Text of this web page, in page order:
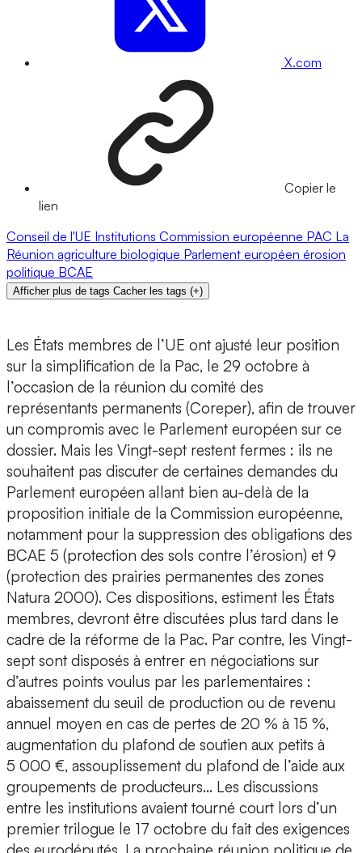
X.com
Copier le
lien
Conseil de l'UE Institutions Commission européenne PAC La
Réunion agriculture biologique Parlement européen érosion
politique BCAE
Afficher plus de tags Cacher les tags (+)
Les États membres de l’UE ont ajusté leur position
sur la simplification de la Pac, le 29 octobre à
l’occasion de la réunion du comité des
représentants permanents (Coreper), afin de trouver
un compromis avec le Parlement européen sur ce
dossier. Mais les Vingt-sept restent fermes : ils ne
souhaitent pas discuter de certaines demandes du
Parlement européen allant bien au-delà de la
proposition initiale de la Commission européenne,
notamment pour la suppression des obligations des
BCAE 5 (protection des sols contre l’érosion) et 9
(protection des prairies permanentes des zones
Natura 2000). Ces dispositions, estiment les États
membres, devront être discutées plus tard dans le
cadre de la réforme de la Pac. Par contre, les Vingt-
sept sont disposés à entrer en négociations sur
d’autres points voulus par les parlementaires :
abaissement du seuil de production ou de revenu
annuel moyen en cas de pertes de 20 % à 15 %,
augmentation du plafond de soutien aux petits à
5 000 €, assouplissement du plafond de l’aide aux
groupements de producteurs… Les discussions
entre les institutions avaient tourné court lors d’un
premier trilogue le 17 octobre du fait des exigences